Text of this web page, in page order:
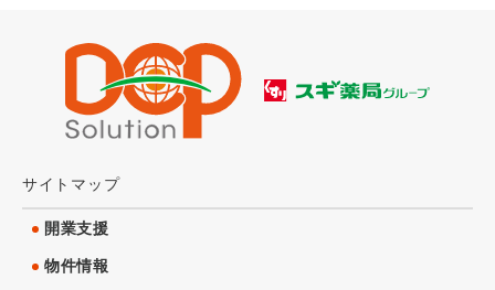
サイトマップ
開業支援
物件情報